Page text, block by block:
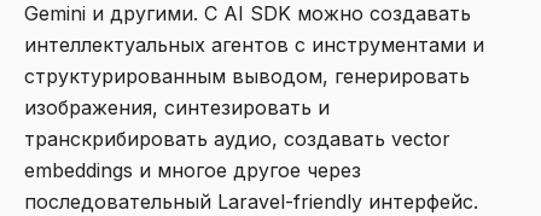
Gemini и другими. С AI SDK можно создавать
интеллектуальных агентов с инструментами и
структурированным выводом, генерировать
изображения, синтезировать и
транскрибировать аудио, создавать vector
embeddings и многое другое через
последовательный Laravel-friendly интерфейс.